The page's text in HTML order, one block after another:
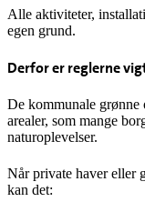
Alle aktiviteter,
egen grund.
Derfor er reglerne
De kommunale
arealer, som mange
naturoplevelser.
Når private haver eller
kan det: